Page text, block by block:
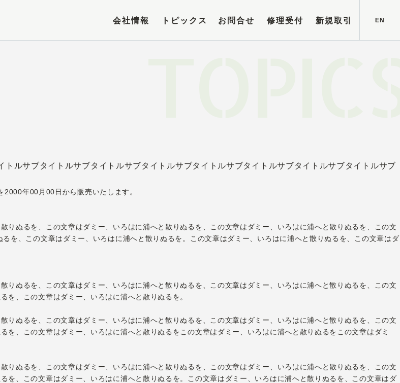
会社情報 トピックス お問合せ 修理受付 新規取引 EN
ルサブタイトルサブタイトルサブタイトルサブタイトルサブタイトルサブタイトルサブタイトルサブ
年00月00日から販売いたします。
りぬるを、この文章はダミー、いろはに浦へと散りぬるを、この文章はダミー、いろはに浦へと散りぬるを、この文
を、この文章はダミー、いろはに浦へと散りぬるを。この文章はダミー、いろはに浦へと散りぬるを、この文章はダ
りぬるを、この文章はダミー、いろはに浦へと散りぬるを、この文章はダミー、いろはに浦へと散りぬるを、この文
を、この文章はダミー、いろはに浦へと散りぬるを。
りぬるを、この文章はダミー、いろはに浦へと散りぬるを、この文章はダミー、いろはに浦へと散りぬるを、この文
、この文章はダミー、いろはに浦へと散りぬるをこの文章はダミー、いろはに浦へと散りぬるをこの文章はダミ
りぬるを、この文章はダミー、いろはに浦へと散りぬるを、この文章はダミー、いろはに浦へと散りぬるを、この文
、この文章はダミー、いろはに浦へと散りぬるを。この文章はダミー、いろはに浦へと散りぬるを、この文章はダ